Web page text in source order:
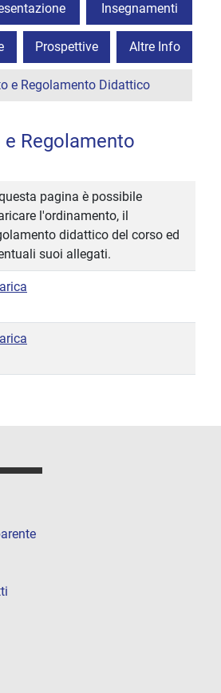
Insegnamenti
Prospettive Altre Info
e Regolamento Didattico
Regolamento
pagina è possibile
l'ordinamento, il
didattico del corso ed
suoi allegati.